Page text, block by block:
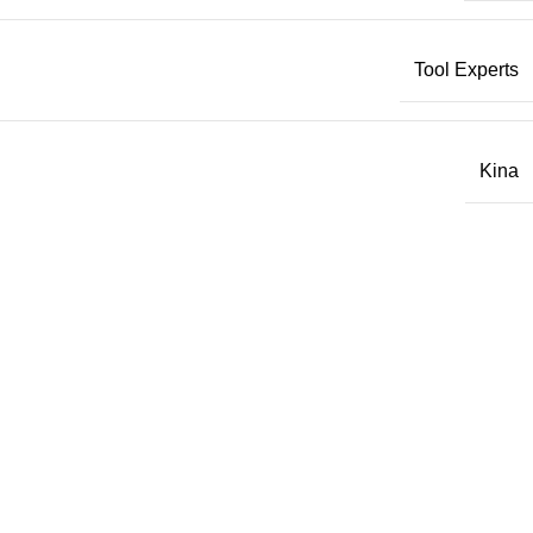
Tool Experts
Kina